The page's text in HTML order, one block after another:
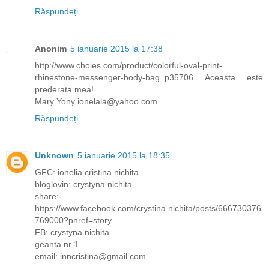
Răspundeți
Anonim 5 ianuarie 2015 la 17:38
http://www.choies.com/product/colorful-oval-print-
rhinestone-messenger-body-bag_p35706 Aceasta este
prederata mea!
Mary Yony ionelala@yahoo.com
Răspundeți
Unknown 5 ianuarie 2015 la 18:35
GFC: ionelia cristina nichita
bloglovin: crystyna nichita
share:
https://www.facebook.com/crystina.nichita/posts/666730376
769000?pnref=story
FB: crystyna nichita
geanta nr 1
email: inncristina@gmail.com